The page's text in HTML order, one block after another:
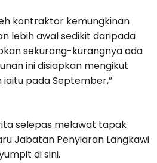
kontraktor kemungkinan
lebih awal sedikit daripada
sekurang-kurangnya ada
ini disiapkan mengikut
pada September,”
selepas melawat tapak
Jabatan Penyiaran Langkawi
di sini.